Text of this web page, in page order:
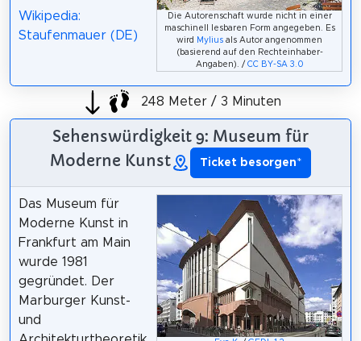
Die Autorenschaft wurde nicht in einer
maschinell lesbaren Form angegeben. Es
wird
Mylius als Autor angenommen
(basierend auf den Rechteinhaber-
Angaben). / CC BY-SA 3.0
Wikipedia:
Staufenmauer (DE)
248 Meter / 3 Minuten
Sehenswürdigkeit 9: Museum für
Moderne Kunst
Ticket besorgen*
Das Museum für
Moderne Kunst in
Frankfurt am Main
wurde 1981
gegründet. Der
Marburger Kunst-
und